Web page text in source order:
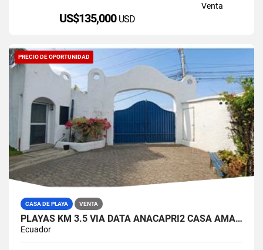
Venta
US$135,000 USD
PRECIO DE OPORTUNIDAD
CASA DE PLAYA VENTA
PLAYAS KM 3.5 VIA DATA ANACAPRI2 CASA AMABLADA EN VENTA
Ecuador